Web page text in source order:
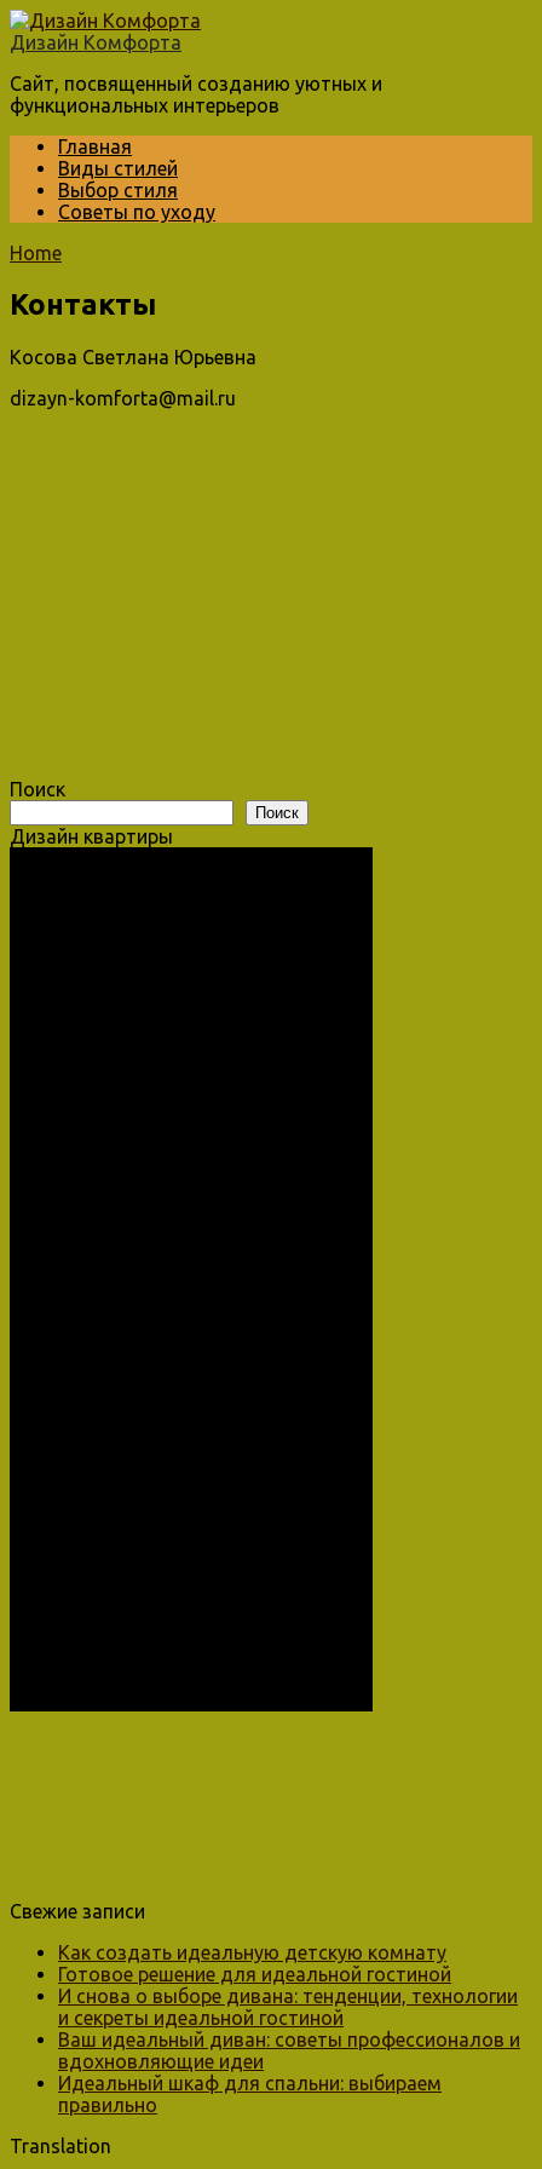
Перейти
к
Дизайн Комфорта
Сайт, посвященный созданию уютных и
функциональных интерьеров
Главная
Виды стилей
Выбор стиля
Советы по уходу
Home
Контакты
Косова Светлана Юрьевна
dizayn-komforta@mail.ru
Поиск
Поиск
Дизайн квартиры
Свежие записи
Как создать идеальную детскую комнату
Готовое решение для идеальной гостиной
И снова о выборе дивана: тенденции, технологии
и секреты идеальной гостиной
Ваш идеальный диван: советы профессионалов и
вдохновляющие идеи
Идеальный шкаф для спальни: выбираем
правильно
Translation